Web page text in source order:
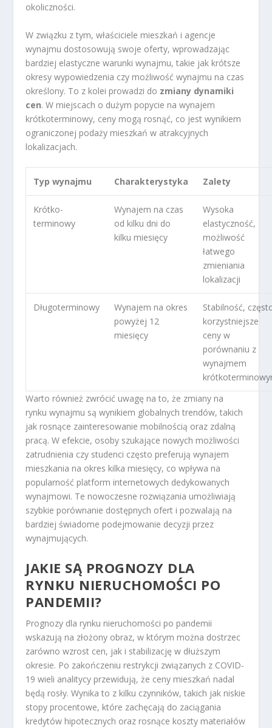
okoliczności.
W związku z tym, właściciele mieszkań i agencje
wynajmu dostosowują swoje oferty, wprowadzając
bardziej elastyczne warunki wynajmu, takie jak krótsze
okresy wypowiedzenia czy możliwość wynajmu na czas
określony. To z kolei prowadzi do zmiany dynamiki
cen. W miejscach o dużym popycie na wynajem
krótkoterminowy, ceny mogą rosnąć, co jest wynikiem
ograniczonej podaży mieszkań w atrakcyjnych
lokalizacjach.
Typ wynajmu Charakterystyka Zalety
Krótko-
terminowy
Wynajem na czas
od kilku dni do
kilku miesięcy
Wysoka
elastyczność,
możliwość
łatwego
zmieniania
lokalizacji
Długoterminowy
Wynajem na okres
powyżej 12
miesięcy
Stabilność,
korzystniejsze
ceny w
porównaniu z
wynajmem
Warto również zwrócić uwagę na to, że zmiany na
rynku wynajmu są wynikiem globalnych trendów, takich
jak rosnące zainteresowanie mobilnością oraz zdalną
pracą. W efekcie, osoby szukające nowych możliwości
zatrudnienia czy studenci często preferują wynajem
mieszkania na okres kilka miesięcy, co wpływa na
popularność platform internetowych dedykowanych
wynajmowi. Te nowoczesne rozwiązania umożliwiają
szybkie porównanie dostępnych ofert i pozwalają na
bardziej świadome podejmowanie decyzji przez
wynajmujących.
JAKIE SĄ PROGNOZY DLA
RYNKU NIERUCHOMOŚCI PO
PANDEMII?
Prognozy dla rynku nieruchomości po pandemii
wskazują na złożony obraz, w którym można dostrzec
zarówno wzrost cen, jak i stabilizację w dłuższym
okresie. Po zakończeniu restrykcji związanych z COVID-
19 wieli analitycy przewidują, że ceny mieszkań nadal
będą rosły. Wynika to z kilku czynników, takich jak niskie
stopy procentowe, które zachęcają do zaciągania
kredytów hipotecznych oraz rosnące koszty materiałów